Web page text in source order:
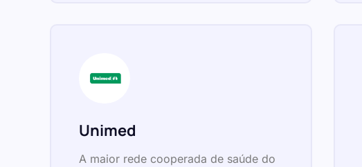
Unimed
A maior rede cooperada de saúde do